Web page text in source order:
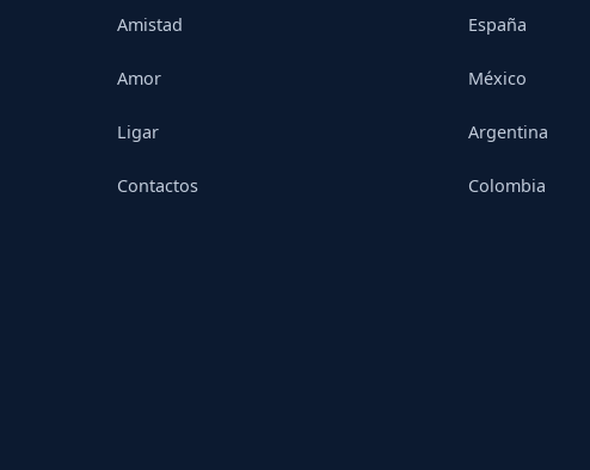
Amistad
Amor
Ligar
Contactos
España
México
Argentina
Colombia